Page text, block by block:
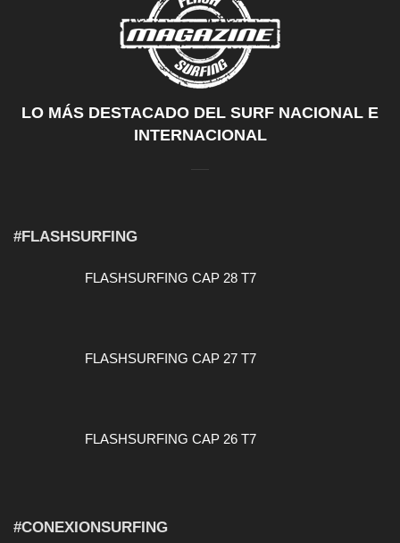
LO MÁS DESTACADO DEL SURF NACIONAL E
INTERNACIONAL
#FLASHSURFING
FLASHSURFING CAP 28 T7
FLASHSURFING CAP 27 T7
FLASHSURFING CAP 26 T7
#CONEXIONSURFING